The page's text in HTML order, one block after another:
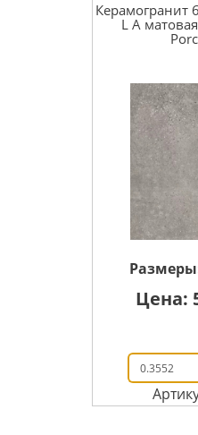
Керамогранит
L A
Цена: